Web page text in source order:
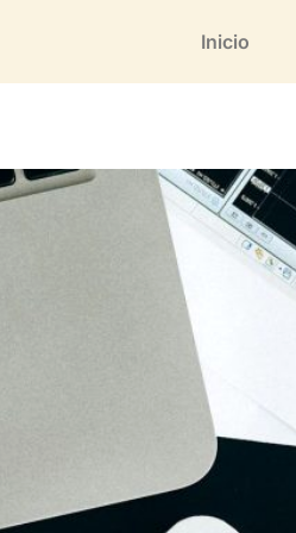
Inicio